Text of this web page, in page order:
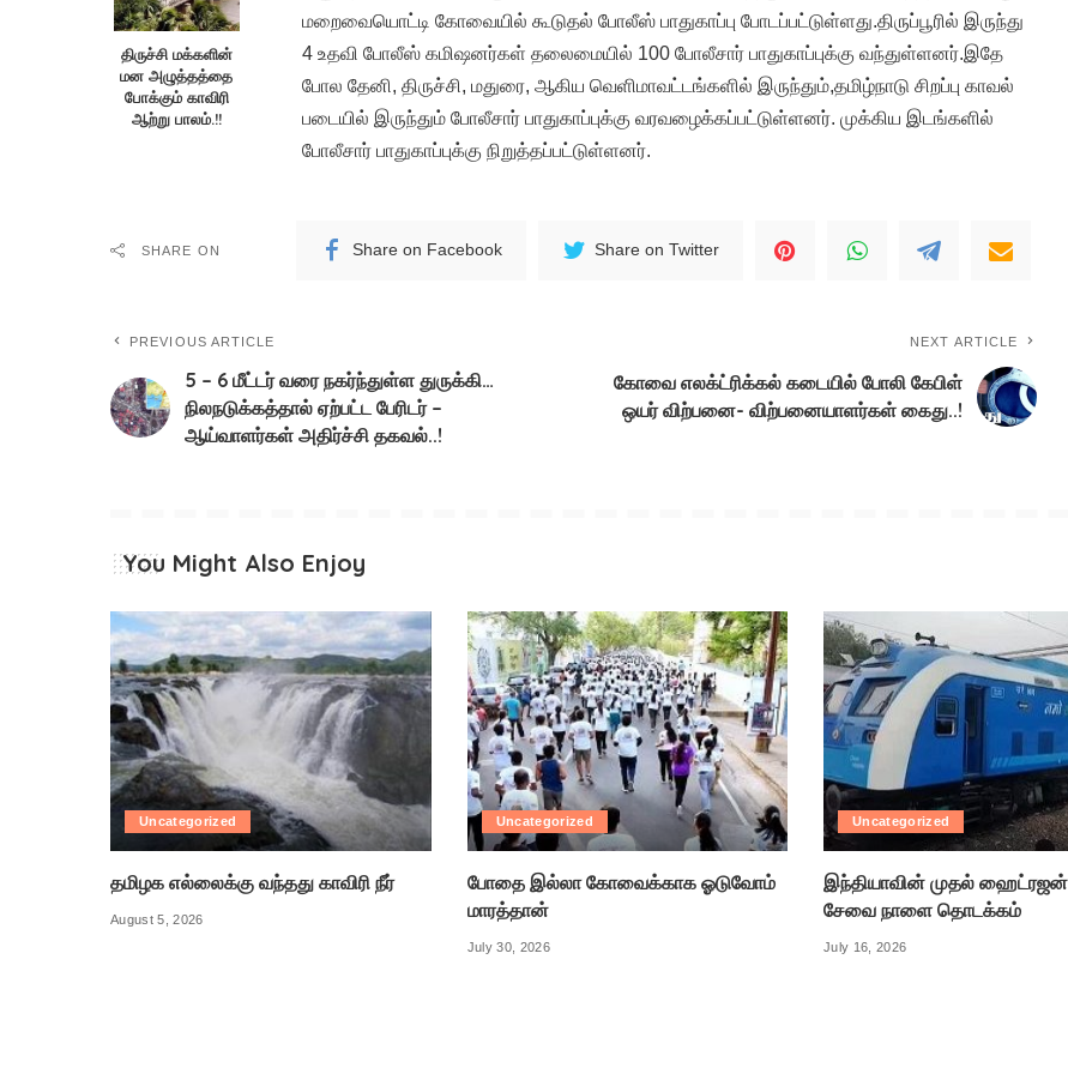
திருச்சி மக்களின்
மன அழுத்தத்தை
போக்கும் காவிரி
ஆற்று பாலம்.!!
மறைவையொட்டி கோவையில் கூடுதல் போலீஸ் பாதுகாப்பு போடப்பட்டுள்ளது.திருப்பூரில் இருந்து
4 உதவி போலீஸ் கமிஷனர்கள் தலைமையில் 100 போலீசார் பாதுகாப்புக்கு வந்துள்ளனர்.இதே
போல தேனி, திருச்சி, மதுரை, ஆகிய வெளிமாவட்டங்களில் இருந்தும்,தமிழ்நாடு சிறப்பு காவல்
படையில் இருந்தும் போலீசார் பாதுகாப்புக்கு வரவழைக்கப்பட்டுள்ளனர். முக்கிய இடங்களில்
போலீசார் பாதுகாப்புக்கு நிறுத்தப்பட்டுள்ளனர்.
SHARE ON Share on Facebook Share on Twitter
PREVIOUS ARTICLE
5 – 6 மீட்டர் வரை நகர்ந்துள்ள துருக்கி…
நிலநடுக்கத்தால் ஏற்பட்ட பேரிடர் –
ஆய்வாளர்கள் அதிர்ச்சி தகவல்..!
NEXT ARTICLE
கோவை எலக்ட்ரிக்கல் கடையில் போலி கேபிள்
ஒயர் விற்பனை- விற்பனையாளர்கள் கைது..!
You Might Also Enjoy
Uncategorized
தமிழக எல்லைக்கு வந்தது காவிரி நீர்
August 5, 2026
Uncategorized
போதை இல்லா கோவைக்காக ஓடுவோம்
மாரத்தான்
July 30, 2026
Uncategorized
இந்தியாவின் முதல் ஹைட்ரஜன்
சேவை நாளை தொடக்கம்
July 16, 2026